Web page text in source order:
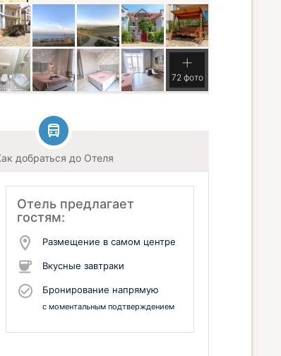
72 фото
добраться до Отеля
Отель предлагает
гостям:
Размещение в самом центре
Вкусные завтраки
Бронирование напрямую
с моментальным подтверждением